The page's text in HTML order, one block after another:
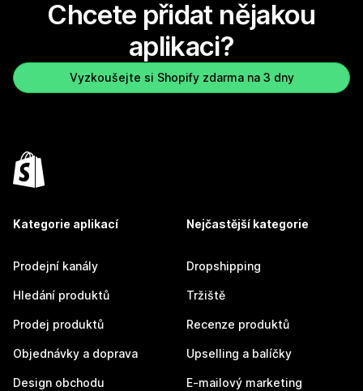
Chcete přidat nějakou
aplikaci?
Vyzkoušejte si Shopify zdarma na 3 dny
Kategorie aplikací
Prodejní kanály
Hledání produktů
Prodej produktů
Objednávky a doprava
Design obchodu
Nejčastější kategorie
Dropshipping
Tržiště
Recenze produktů
Upselling a balíčky
E-mailový marketing